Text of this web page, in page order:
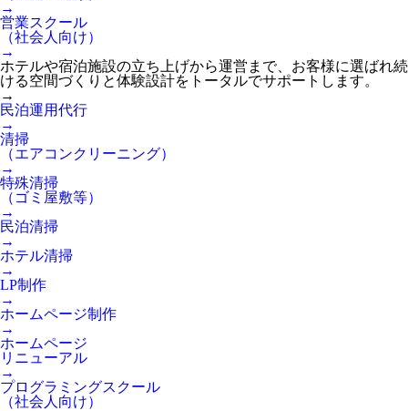
→
営業スクール
（社会人向け）
→
ホテルや宿泊施設の立ち上げから運営まで、お客様に選ばれ続
ける空間づくりと体験設計をトータルでサポートします。
→
民泊運用代行
→
清掃
（エアコンクリーニング）
→
特殊清掃
（ゴミ屋敷等）
→
民泊清掃
→
ホテル清掃
→
LP制作
→
ホームページ制作
→
ホームページ
リニューアル
→
プログラミングスクール
（社会人向け）